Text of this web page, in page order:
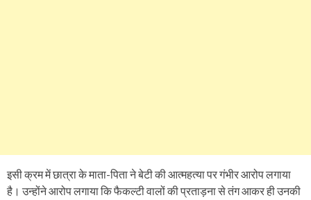
इसी क्रम में छात्रा के माता-पिता ने बेटी की आत्महत्या पर गंभीर आरोप लगाया
है। उन्होंने आरोप लगाया कि फैकल्टी वालों की प्रताड़ना से तंग आकर ही उनकी